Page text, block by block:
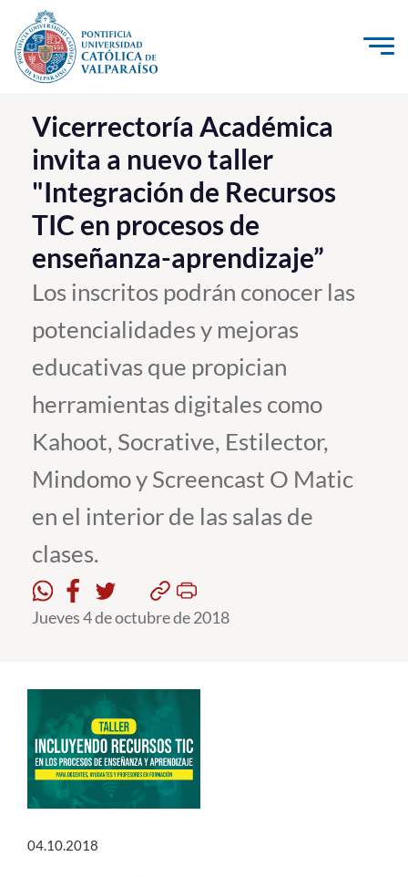
Click acá para ir directamente al contenido
La Universidad
Investigación, Creación e Innovación
PUCV Internacional
Vinculación con el Medio
Admisión
Pregrado
Postgrado
Formación Continua
Académicos
Funcionarios
Alumni
Vicerrectoría Académica
invita a nuevo taller
"Integración de Recursos
TIC en procesos de
enseñanza-aprendizaje”
Los inscritos podrán conocer las
potencialidades y mejoras
educativas que propician
herramientas digitales como
Kahoot, Socrative, Estilector,
Mindomo y Screencast O Matic
en el interior de las salas de
clases.
Jueves 4 de octubre de 2018
04.10.2018